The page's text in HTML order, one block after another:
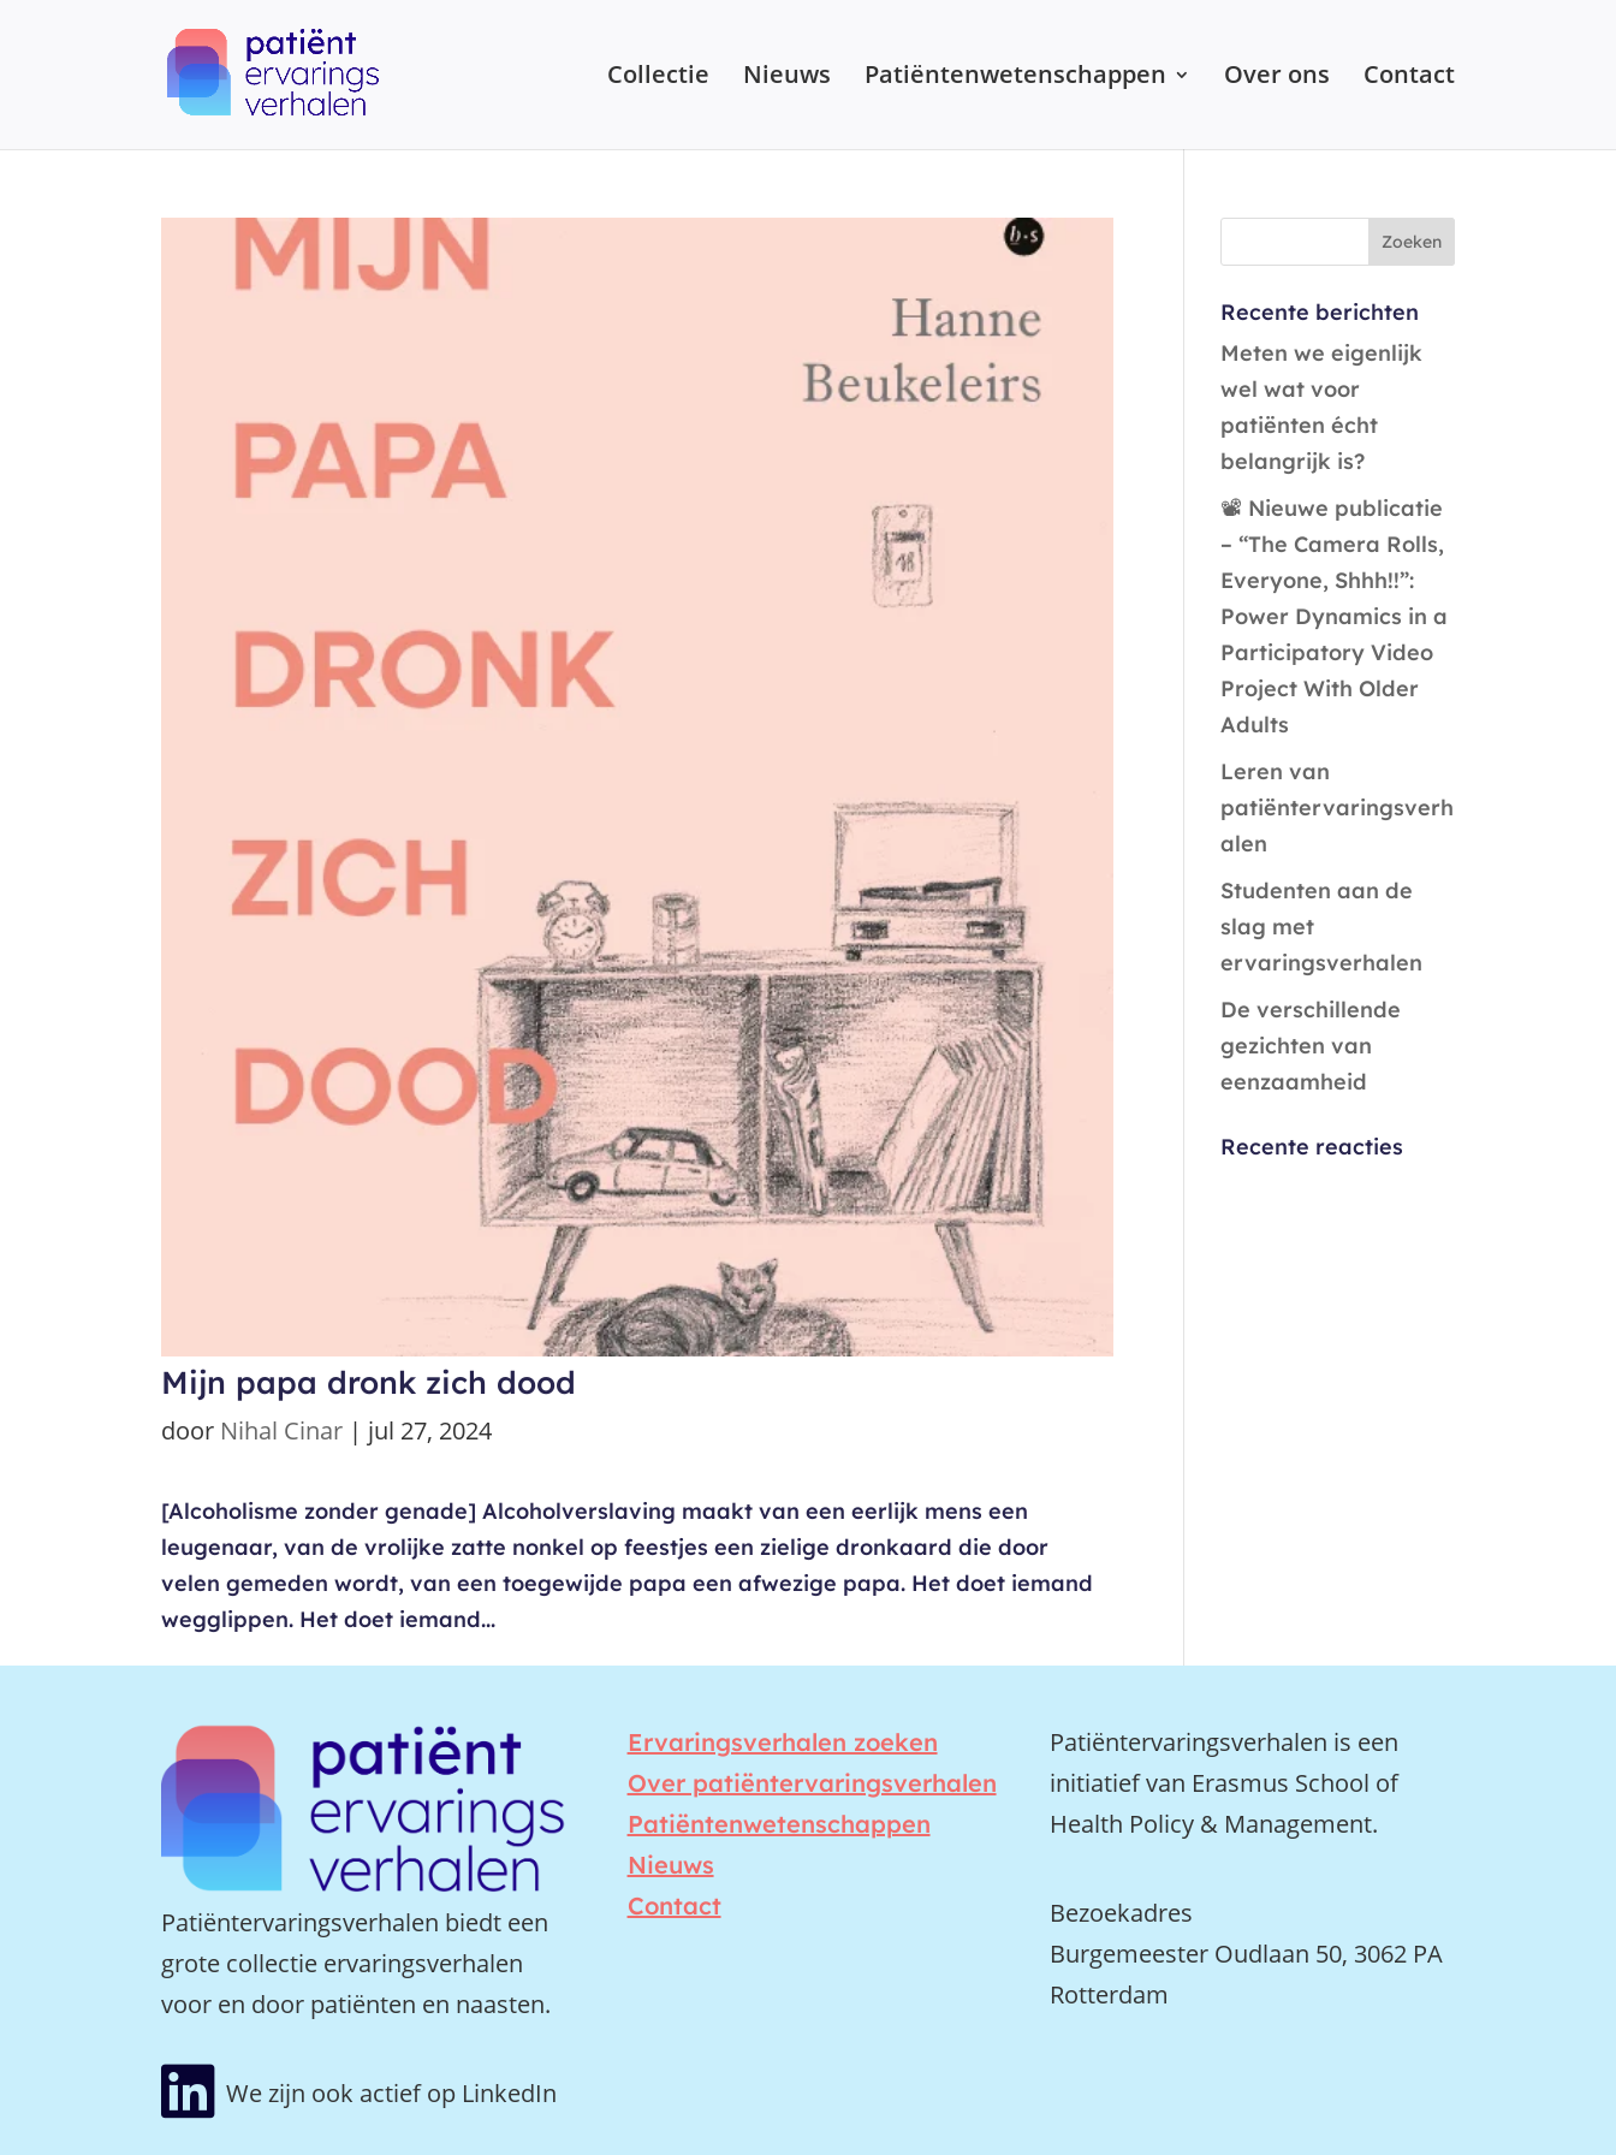
Collectie Nieuws Patiëntenwetenschappen Over ons Contact
Mijn papa dronk zich dood
door Nihal Cinar | jul 27, 2024
[Alcoholisme zonder genade] Alcoholverslaving maakt van een eerlijk mens een
leugenaar, van de vrolijke zatte nonkel op feestjes een zielige dronkaard die door
velen gemeden wordt, van een toegewijde papa een afwezige papa. Het doet iemand
wegglippen. Het doet iemand...
Recente berichten
Meten we eigenlijk
wel wat voor
patiënten écht
belangrijk is?
📽️ Nieuwe publicatie
– “The Camera Rolls,
Everyone, Shhh!!”:
Power Dynamics in a
Participatory Video
Project With Older
Adults
Leren van
patiëntervaringsverh
alen
Studenten aan de
slag met
ervaringsverhalen
De verschillende
gezichten van
eenzaamheid
Recente reacties
Patiëntervaringsverhalen biedt een
grote collectie ervaringsverhalen
voor en door patiënten en naasten.
Ervaringsverhalen zoeken
Over patiëntervaringsverhalen
Patiëntenwetenschappen
Nieuws
Contact
Patiëntervaringsverhalen is een
initiatief van Erasmus School of
Health Policy & Management.
Bezoekadres
Burgemeester Oudlaan 50, 3062 PA
Rotterdam
 We zijn ook actief op LinkedIn